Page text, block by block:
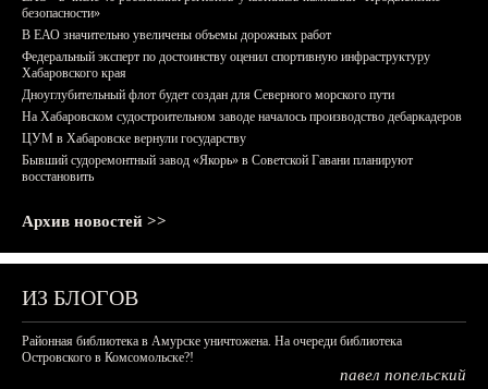
безопасности»
В ЕАО значительно увеличены объемы дорожных работ
Федеральный эксперт по достоинству оценил спортивную инфраструктуру
Хабаровского края
Дноуглубительный флот будет создан для Северного морского пути
На Хабаровском судостроительном заводе началось производство дебаркадеров
ЦУМ в Хабаровске вернули государству
Бывший судоремонтный завод «Якорь» в Советской Гавани планируют
восстановить
Архив новостей >>
ИЗ БЛОГОВ
Районная библиотека в Амурске уничтожена. На очереди библиотека
Островского в Комсомольске?!
павел попельский